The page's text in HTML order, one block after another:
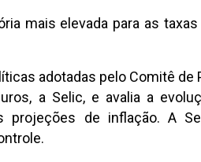
mais elevada para as
adotadas pelo Comitê de
a Selic, e avalia a
projeções de inflação. A